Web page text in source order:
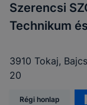
Szerencsi
Technikum
3910 Tokaj,
20
Régi honlap